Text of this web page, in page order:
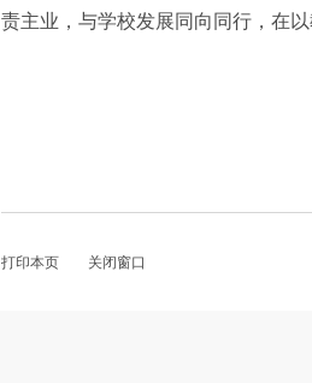
责主业，与学校发展同向同行，在
打印本页 关闭窗口